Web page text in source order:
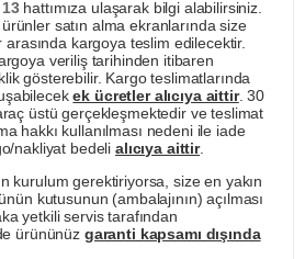
hattımıza ulaşarak bilgi alabilirsiniz.
satın alma ekranlarında size
kargoya teslim edilecektir.
veriliş tarihinden itibaren
gösterebilir. Kargo teslimatlarında
ek ücretler alıcıya aittir. 30
üstü gerçekleşmektedir ve teslimat
hakkı kullanılması nedeni ile iade
nakliyat bedeli alıcıya aittir.
kurulum gerektiriyorsa, size en yakın
kutusunun (ambalajının) açılması
yetkili servis tarafından
ürününüz garanti kapsamı dışında